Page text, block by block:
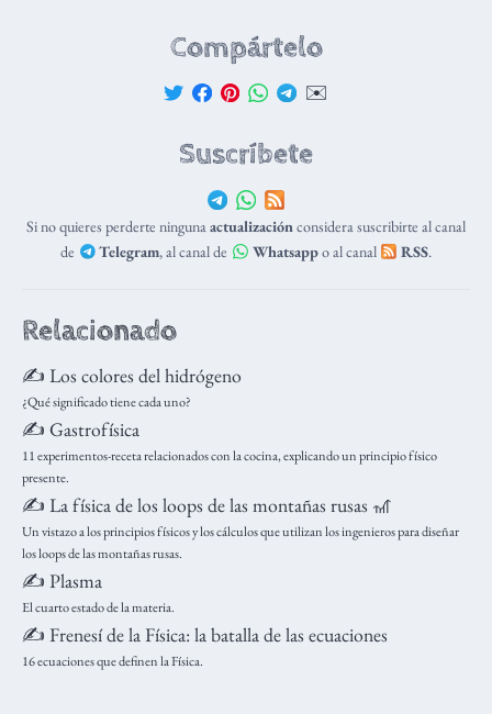
Compártelo
✉️
Suscríbete
Si no quieres perderte ningunaactualizaciónconsidera suscribirte al canal
de
Telegram, al canal de Whatsappo al canal RSS.
Relacionado
✍️ Los colores del hidrógeno
¿Qué significado tiene cada uno?
✍️ Gastrofísica
11 experimentos-receta relacionados con la cocina, explicando un principio físico
presente.
✍️ La física de los loops de las montañas rusas 🎢
Un vistazo a los principios físicos y los cálculos que utilizan los ingenieros para diseñar
los loops de las montañas rusas.
✍️ Plasma
El cuarto estado de la materia.
✍️ Frenesí de la Física: la batalla de las ecuaciones
16 ecuaciones que definen la Física.